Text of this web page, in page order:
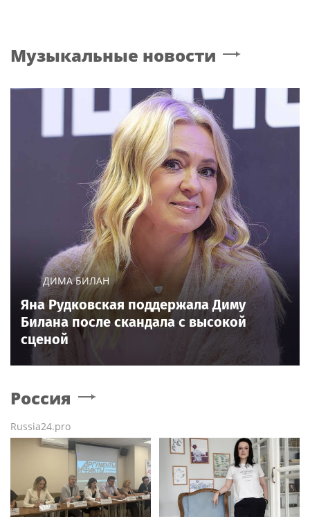
Музыкальные новости
ДИМА БИЛАН
Яна Рудковская поддержала Диму
Билана после скандала с высокой
сценой
Россия
Russia24.pro